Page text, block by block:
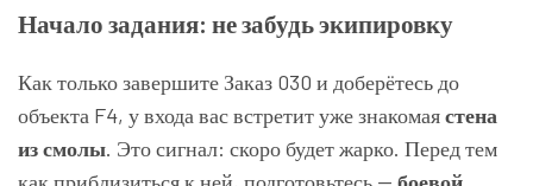
Начало задания: не забудь экипировку
Как только завершите Заказ 030 и доберётесь до
объекта F4, у входа вас встретит уже знакомаястена
из смолы. Это сигнал: скоро будет жарко. Перед тем